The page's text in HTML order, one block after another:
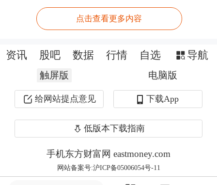
经营单元均正常发薪，部分存在薪资缓
发的经营单元正在全力解决，从未懈
怠。”
王石与姚振华曾经是对峙的敌手，故事
发生在2015年，彼时姚振华控制的宝能
权，宝能系持股万科股票的比例一度达
到25%，距离控股股东的地位仅一步之
遥，王石当时也曾在一条视频中喊话，
点击查看更多内容
资讯 股吧 数据 行情 自选 导航
触屏版 电脑版
给网站提点意见 下载App
低版本下载指南
手机东方财富网 eastmoney.com
网站备案号:沪ICP备05006054号-11